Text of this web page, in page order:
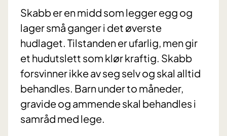
Skabb er en midd som legger egg og
lager små ganger i det øverste
hudlaget. Tilstanden er ufarlig, men gir
et hudutslett som klør kraftig. Skabb
forsvinner ikke av seg selv og skal alltid
behandles. Barn under to måneder,
gravide og ammende skal behandles i
samråd med lege.